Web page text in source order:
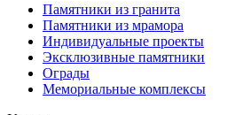
Памятники из гранита
Памятники из мрамора
Индивидуальные проекты
Эксклюзивные памятники
Ограды
Мемориальные комплексы